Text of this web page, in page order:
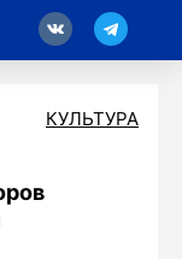
КУЛЬТУРА